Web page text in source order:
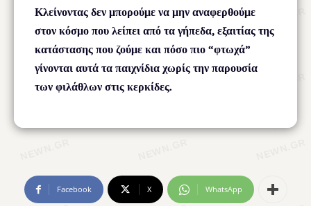
Κλείνοντας δεν μπορούμε να μην αναφερθούμε
στον κόσμο που λείπει από τα γήπεδα, εξαιτίας της
κατάστασης που ζούμε και πόσο πιο “φτωχά”
γίνονται αυτά τα παιχνίδια χωρίς την παρουσία
των φιλάθλων στις κερκίδες.
Facebook X WhatsApp